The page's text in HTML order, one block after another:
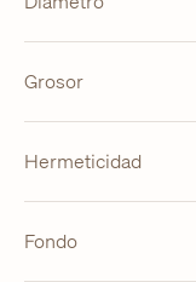
Grosor
Hermeticidad
Fondo